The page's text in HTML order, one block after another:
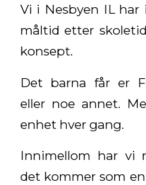
Vi i Nesbyen IL har
måltid etter
konsept.
Det barna får er
eller noe annet.
enhet hver gang.
Innimellom har vi
det kommer som